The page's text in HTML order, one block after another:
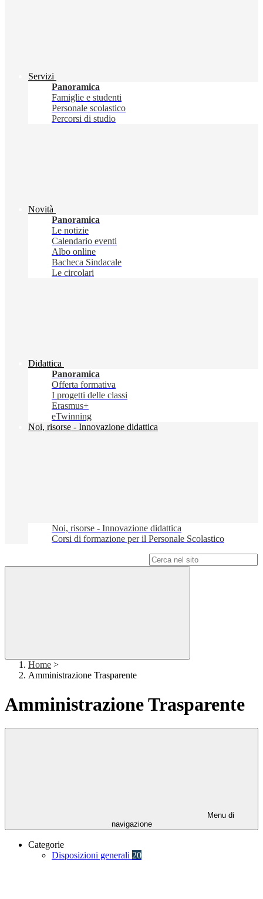
Servizi
Panoramica
Famiglie e studenti
Personale scolastico
Percorsi di studio
Novità
Panoramica
Le notizie
Calendario eventi
Albo online
Bacheca Sindacale
Le circolari
Didattica
Panoramica
Offerta formativa
I progetti delle classi
Erasmus+
eTwinning
Noi, risorse - Innovazione didattica
Noi, risorse - Innovazione didattica
Corsi di formazione per il Personale Scolastico
Home >
Amministrazione Trasparente
Amministrazione Trasparente
Menu di
navigazione
Categorie
Disposizioni generali 20